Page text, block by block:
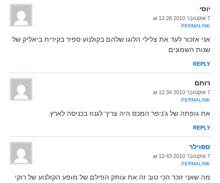
יוסי
7 אוקטובר 2010 at 12:28
PERMALINK
אני אזכור לעד את צלילי הלוגו שלהם בקולנוע ספיר בקירית ביאליק של
שנות השמונים
REPLY
רותם
7 אוקטובר 2010 at 12:34
PERMALINK
את גופתה של ג'ניפר המכס היה צריך לגנוז בכניסה לארץ.
REPLY
ספוילר
7 אוקטובר 2010 at 12:43
PERMALINK
מה שאני זוכר הכי טוב זה את עותק הפילם של מופע הקולנוע של רוקי